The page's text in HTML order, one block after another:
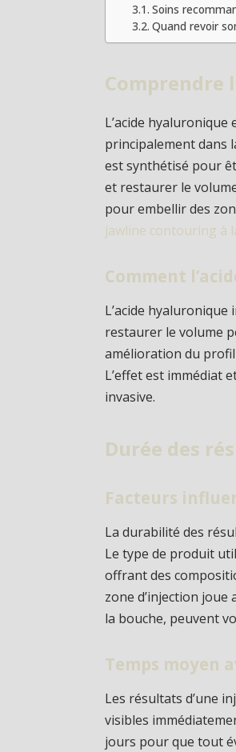
Soins
Quand revoir
Comprendre
L’acide
principalement dans
est synthétisé pour
et restaurer le
pour embellir des
jawline contouring à
Comment
L’acide
restaurer le volume
amélioration du
L’effet est immédiat
invasive.
Durée des
Facteurs
La durabilité des
Le type de produit
offrant des
zone d’injection
la bouche, peuvent
Temps moyen
Les résultats d’une
visibles
jours pour que tout